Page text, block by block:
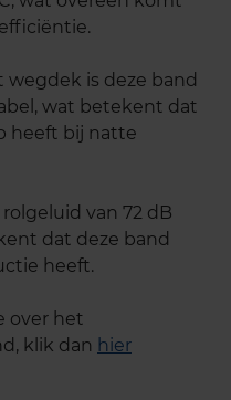
is deze band
wat betekent dat
heeft bij natte
van 72 dB
dat deze band
heeft.
over het
klik dan hier